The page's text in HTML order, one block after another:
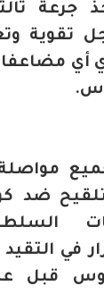
جرعة
تقوية
وتفادي أي
في التقيد
قبل